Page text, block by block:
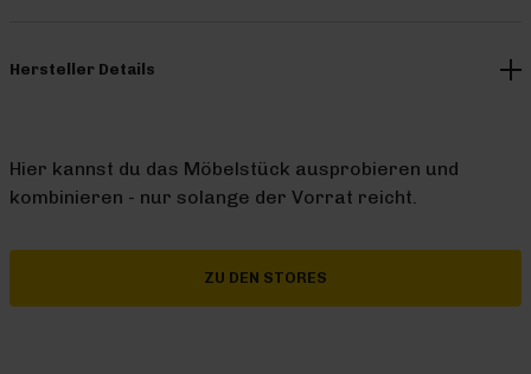
Hersteller Details
Hier kannst du das Möbelstück ausprobieren und
kombinieren - nur solange der Vorrat reicht.
ZU DEN STORES